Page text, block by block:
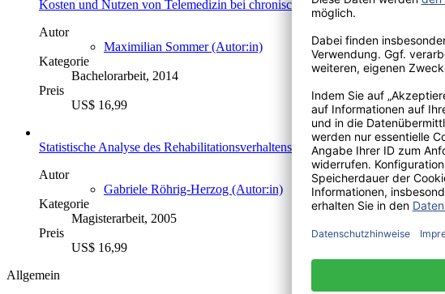
Kosten und Nutzen von Telemedizin bei chronischen Krankheiten
Autor
Maximilian Sommer (Autor:in)
Kategorie
Bachelorarbeit, 2014
Preis
US$ 16,99
Statistische Analyse des Rehabilitationsverhaltens von Karzinompatienten
Autor
Gabriele Röhrig-Herzog (Autor:in)
Kategorie
Magisterarbeit, 2005
Preis
US$ 16,99
Allgemein